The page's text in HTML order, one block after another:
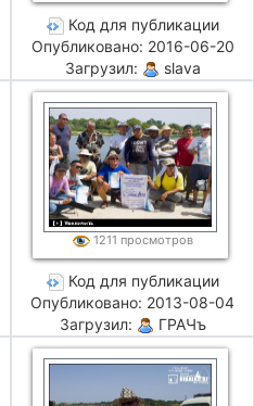
Код для публикации
Опубликовано: 2016-06-20
Загрузил:
slava
1211 просмотров
Код для публикации
Опубликовано: 2013-08-04
Загрузил:
ГРАЧъ